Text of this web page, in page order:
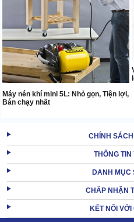
Máy nén khí mini 5L: Nhỏ gọn, Tiện lợi,
Bán chạy nhất
CHÍNH
THÔNG
DANH MỤC
CHẤP NHẬN
KẾT NỐI VỚI